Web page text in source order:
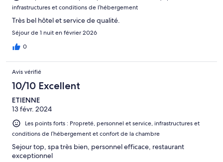
infrastructures et conditions de l’hébergement
Très bel hôtel et service de qualité.
Séjour de 1 nuit en février 2026
0
Avis vérifié
10/10 Excellent
ETIENNE
13 févr. 2024
Les points forts : Propreté, personnel et service, infrastructures et
conditions de l’hébergement et confort de la chambre
Sejour top, spa très bien, personnel efficace, restaurant
exceptionnel